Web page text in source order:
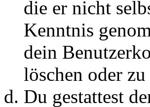
die er nicht
Kenntnis
dein
löschen oder zu
Du gestattest